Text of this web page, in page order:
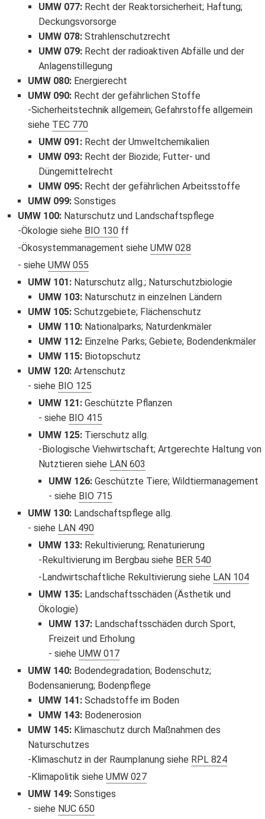
UMW 077:Recht der Reaktorsicherheit; Haftung;
Deckungsvorsorge
UMW 078:Strahlenschutzrecht
UMW 079:Recht der radioaktiven Abfälle und der
Anlagenstillegung
UMW 080: Energierecht
UMW 090: Recht der gefährlichen Stoffe
Sicherheitstechnik allgemein; Gefahrstoffe allgemein
siehe TEC 770
UMW 091:Recht der Umweltchemikalien
UMW 093:Recht der Biozide; Futter- und
Düngemittelrecht
UMW 095:Recht der gefährlichen Arbeitsstoffe
UMW 099: Sonstiges
UMW 100:Naturschutz und Landschaftspflege
Ökologie siehe BIO 130ff
Ökosystemmanagement siehe UMW 028
siehe UMW 055
UMW 101: Naturschutz allg.; Naturschutzbiologie
UMW 103:Naturschutz in einzelnen Ländern
UMW 105: Schutzgebiete; Flächenschutz
UMW 110:Nationalparks; Naturdenkmäler
UMW 112:Einzelne Parks; Gebiete; Bodendenkmäler
UMW 115:Biotopschutz
UMW 120: Artenschutz
siehe BIO 125
UMW 121:Geschützte Pflanzen
siehe BIO 415
UMW 125:Tierschutz allg.
Biologische Viehwirtschaft; Artgerechte Haltung von
Nutztieren siehe LAN 603
UMW 126: Geschützte Tiere; Wildtiermanagement
siehe BIO 715
UMW 130: Landschaftspflege allg.
siehe LAN 490
UMW 133:Rekultivierung; Renaturierung
Rekultivierung im Bergbau siehe BER 540
Landwirtschaftliche Rekultivierung siehe LAN 104
UMW 135:Landschaftsschäden (Ästhetik und
Ökologie)
UMW 137: Landschaftsschäden durch Sport,
Freizeit und Erholung
sieheUMW 017
UMW 140: Bodendegradation; Bodenschutz;
Bodensanierung; Bodenpflege
UMW 141:Schadstoffe im Boden
UMW 143:Bodenerosion
UMW 145: Klimaschutz durch Maßnahmen des
Naturschutzes
Klimaschutz in der Raumplanung siehe RPL 824
Klimapolitik sieheUMW 027
UMW 149: Sonstiges
siehe NUC 650